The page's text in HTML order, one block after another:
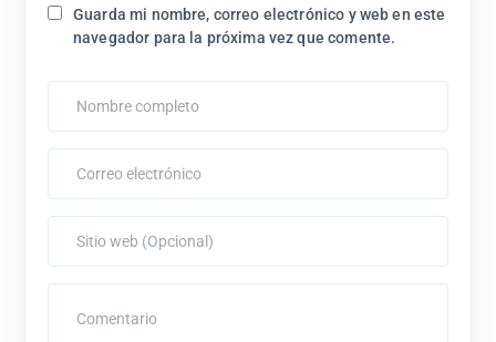
Guarda mi nombre, correo electrónico y web en este
navegador para la próxima vez que comente.